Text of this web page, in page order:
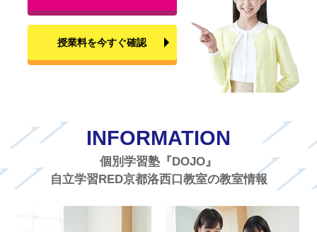
授業料を今すぐ確認
INFORMATION
個別学習塾『DOJO』
自立学習RED京都洛西口教室の教室情報